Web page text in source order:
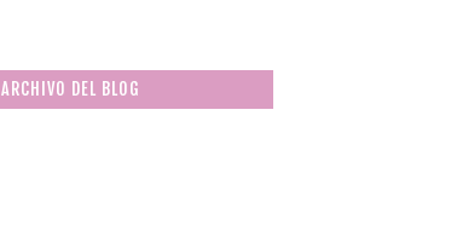
ARCHIVO DEL BLOG